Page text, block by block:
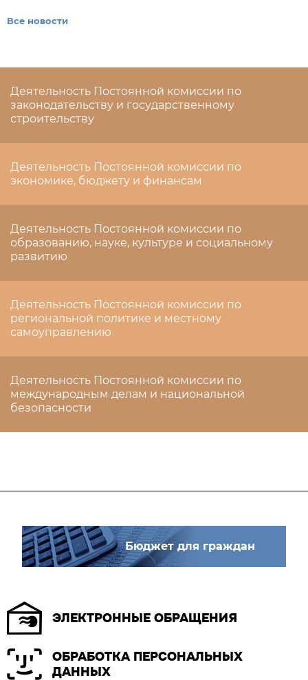
Все новости
Деятельность Постоянной комиссии по
законодательству и государственному
строительству
Деятельность Постоянной комиссии по
экономике, бюджету и финансам
Деятельность Постоянной комиссии по
образованию, науке, культуре и социальному
развитию
Деятельность Постоянной комиссии по
региональной политике и местному
самоуправлению
Деятельность Постоянной комиссии по
международным делам и национальной
безопасности
Бюджет для граждан
ЭЛЕКТРОННЫЕ ОБРАЩЕНИЯ
ОБРАБОТКА ПЕРСОНАЛЬНЫХ
ДАННЫХ